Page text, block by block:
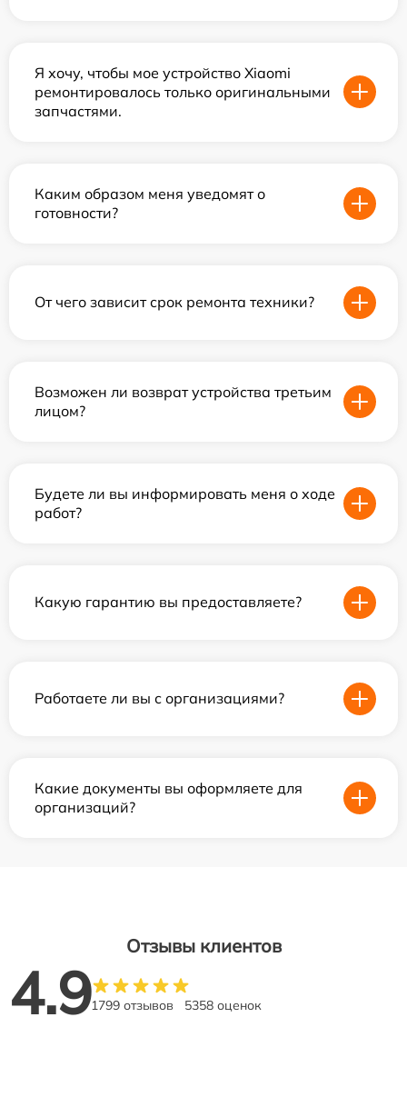
Я хочу, чтобы мое устройство Xiaomi
ремонтировалось только оригинальными
запчастями.
Каким образом меня уведомят о
готовности?
От чего зависит срок ремонта техники?
Возможен ли возврат устройства третьим
лицом?
Будете ли вы информировать меня о ходе
работ?
Какую гарантию вы предоставляете?
Работаете ли вы с организациями?
Какие документы вы оформляете для
организаций?
Отзывы клиентов
4.91799 отзывов 5358 оценок